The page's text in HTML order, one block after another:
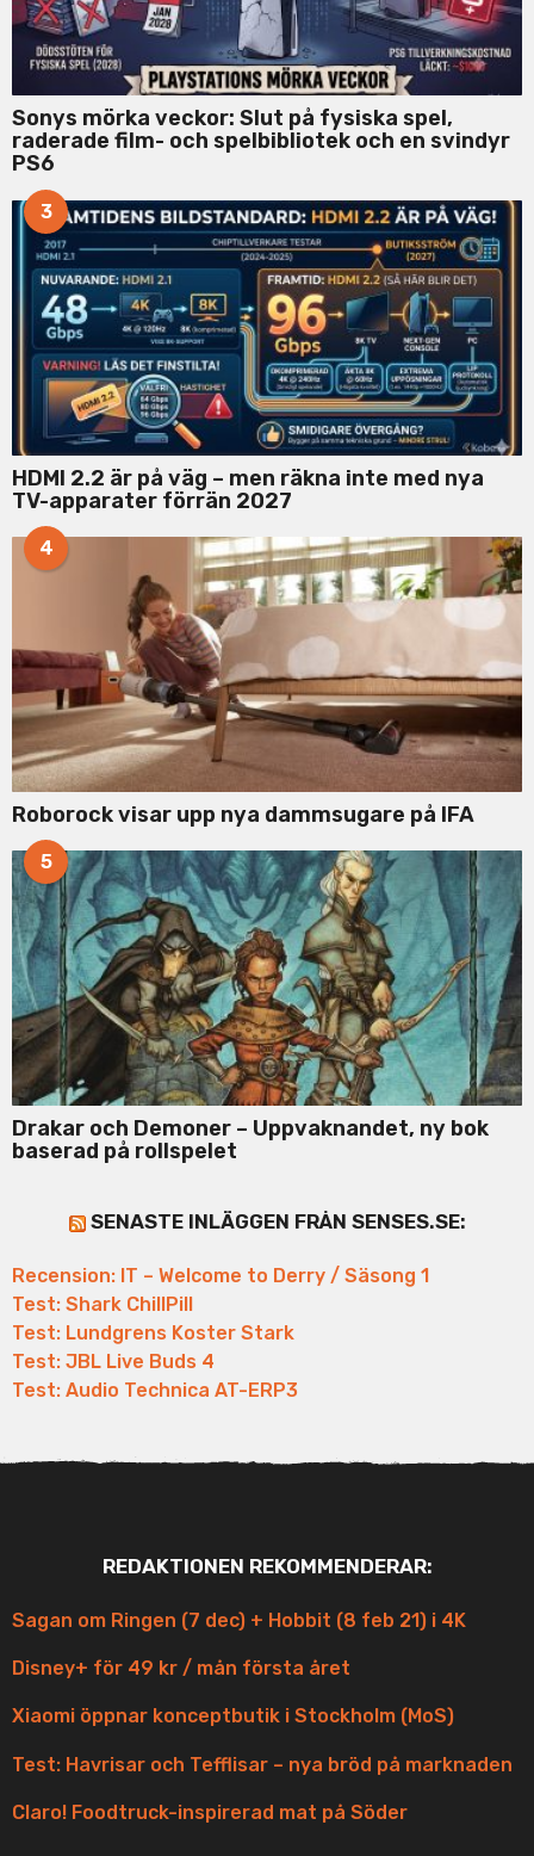
Sonys mörka veckor: Slut på fysiska spel,
raderade film- och spelbibliotek och en svindyr
PS6
3
HDMI 2.2 är på väg – men räkna inte med nya
TV-apparater förrän 2027
4
Roborock visar upp nya dammsugare på IFA
5
Drakar och Demoner – Uppvaknandet, ny bok
baserad på rollspelet
SENASTE INLÄGGEN FRÅN SENSES.SE:
Recension: IT – Welcome to Derry / Säsong 1
Test: Shark ChillPill
Test: Lundgrens Koster Stark
Test: JBL Live Buds 4
Test: Audio Technica AT-ERP3
REDAKTIONEN REKOMMENDERAR:
Sagan om Ringen (7 dec) + Hobbit (8 feb 21) i 4K
Disney+ för 49 kr / mån första året
Xiaomi öppnar konceptbutik i Stockholm (MoS)
Test: Havrisar och Tefflisar – nya bröd på marknaden
Claro! Foodtruck-inspirerad mat på Söder